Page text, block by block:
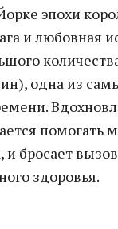
эпохи
и любовная
одна из
помогать
и бросает
здоровья.